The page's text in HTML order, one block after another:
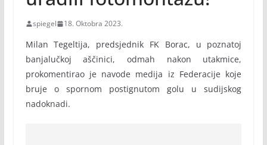
spiegel 18. Oktobra 2023.
Milan Tegeltija, predsjednik FK Borac, u poznatoj
banjalučkoj aščinici, odmah nakon utakmice,
prokomentirao je navode medija iz Federacije koje
bruje o spornom postignutom golu u sudijskog
nadoknadi.